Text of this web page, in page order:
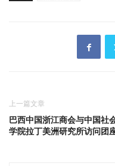
上一篇文章
巴西中国浙江商会与中国社
学院拉丁美洲研究所访问团